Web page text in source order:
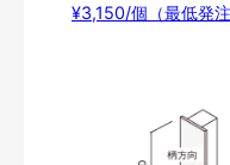
¥3,150/個（最低発注